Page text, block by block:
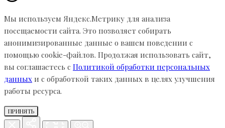
Мы используем Яндекс.Метрику для анализа
посещаемости сайта. Это позволяет собирать
анонимизированные данные о вашем поведении с
помощью cookie-файлов. Продолжая использовать сайт,
вы соглашаетесь с Политикой обработки персональных
данных и с обработкой таких данных в целях улучшения
работы ресурса.
ПРИНЯТЬ